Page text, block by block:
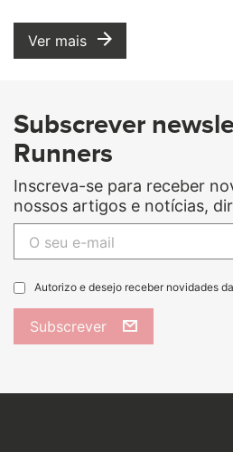
Ver mais
Subscrever
Runners
Inscreva-se para receber
nossos artigos e notícias,
Autorizo e desejo receber novidades
Subscrever